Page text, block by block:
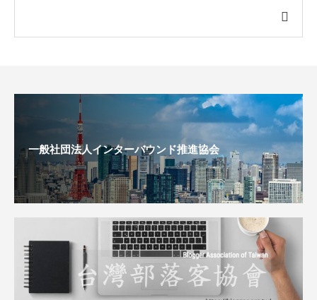
一般社団法人インターバウンド推進協会